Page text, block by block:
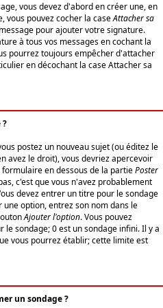
vous devez d'abord en créer une, en
vous pouvez cocher la caseAttacher sa
pour ajouter votre signature.
à tous vos messages en cochant la
pourrez toujours empêcher d'attacher
en décochant la case Attacher sa
?
postez un nouveau sujet (ou éditez le
avez le droit), vous devriez apercevoir
formulaire en dessous de la partiePoster
c'est que vous n'avez probablement
devez entrer un titre pour le sondage
option, entrez son nom dans le
Ajouter l'option. Vous pouvez
sondage; 0 est un sondage infini. Il y a
vous pourrez établir; cette limite est
un sondage ?